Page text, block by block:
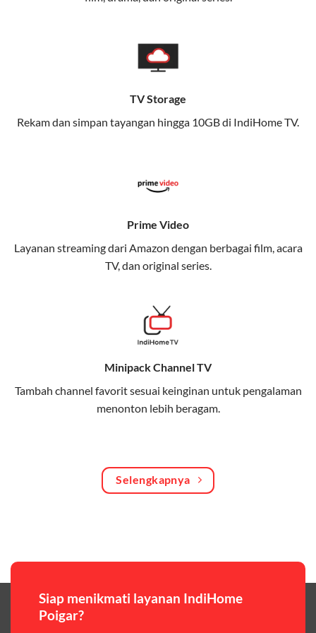
memungkinkan Anda menikmati internet cepat baik
Dengan Telkomsel One, Anda tidak terikat pada satu
teknologi jaringan tertentu, sehingga bisa menikmati
fleksibilitas dan kenyamanan maksimal.
Keunggulan Telkomsel One
streaming, gaming, dan bekerja dari rumah.
Memudahkan Anda dalam mengelola jaringan dan
meningkatkan keamanan.
Bagikan kuota internet hingga 30 GB dengan anggota
keluarga atau teman secara praktis.
One Bill System
Tagihan internet rumah dan kuota keluarga digabung
dalam satu pembayaran.
Hemat biaya dengan paket internet berkualitas tinggi
premium,berikut ulasan singkatnya:
Paket Easy
TV Storage
Rekam dan simpan tayangan hingga 10GB di IndiHome TV.
Prime Video
Layanan streaming dari Amazon dengan berbagai film, acara
TV, dan original series.
Minipack Channel TV
Tambah channel favorit sesuai keinginan untuk pengalaman
menonton lebih beragam.
Selengkapnya
Siap menikmati layanan IndiHome
Poigar?